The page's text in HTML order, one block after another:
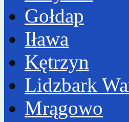
Gołdap
Iława
Kętrzyn
Lidzbark
Mrągowo